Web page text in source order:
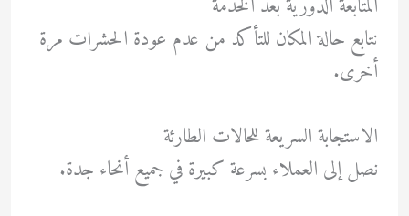
نتابع حالة المكان للتأكد من عدم عودة الحشرات مرة
أخرى.
الاستجابة السريعة للحالات الطارئة
نصل إلى العملاء بسرعة كبيرة في جميع أنحاء جدة.